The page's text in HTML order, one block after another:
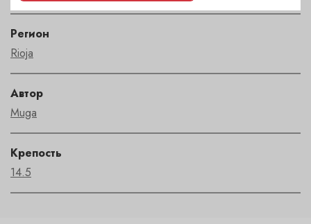
Регион
Rioja
Автор
Muga
Крепость
14.5